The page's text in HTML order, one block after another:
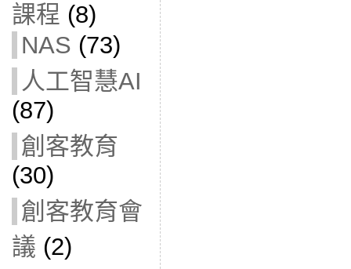
課程 (8)
NAS (73)
人工智慧AI
(87)
創客教育
(30)
創客教育會
議 (2)